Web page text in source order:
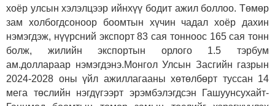
хоёр улсын хэлэлцээр ийнхүү бодит ажил боллоо. Төмөр
зам холбогдсоноор боомтын хүчин чадал хоёр дахин
нэмэгдэж, нүүрсний экспорт 83 сая тонноос 165 сая тонн
болж, жилийн экспортын орлого 1.5 тэрбум
ам.доллараар нэмэгдэнэ.Монгол Улсын Засгийн газрын
2024-2028 оны үйл ажиллагааны хөтөлбөрт туссан 14
мега төслийн нэгдүгээрт эрэмбэлэгдсэн Гашуунсухайт-